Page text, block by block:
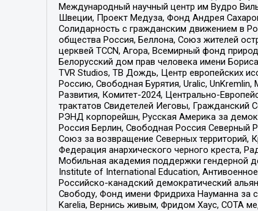
Международный научный центр им Вудро
Швеции, Проект Медуза, Фонд Андрея
Солидарность с гражданским движением в
общества Россия, Беллона, Союз жителей
церквей TCCN, Агора, Всемирный фонд
Белорусский дом прав человека имени
TVR Studios, ТВ Дождь, Центр европейских
Россию, Свободная Бурятия, Uralic,
Развития, Комитет-2024, Центрально-
трактатов Свидетелей Иеговы, Гражданский
РЭНД корпорейшн, Русская Америка за
Россия Берлин, Свободная Россия Северный
Союз за возвращение Северных территорий,
Федерация анархического черного креста,
Мобильная академия поддержки гендерной
Institute of International Education,
Российско-канадский демократический
Свободу, Фонд имени Фридриха Науманна за
Karelia, Вернись живым, Фридом Хаус, СОТА